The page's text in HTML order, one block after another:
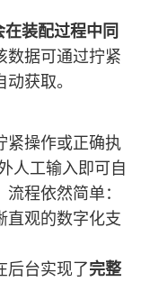
在装配过程中同
数据可通过拧紧
获取。
紧操作或正确执
人工输入即可自
程依然简单：
直观的数字化支
后台实现了完整